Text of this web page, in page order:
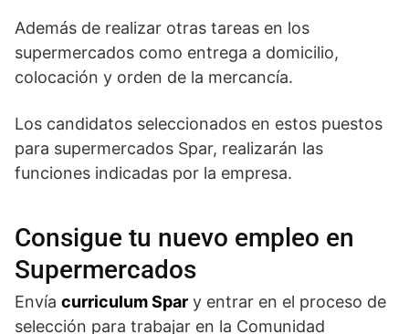
Además de realizar otras tareas en los
supermercados como entrega a domicilio,
colocación y orden de la mercancía.
Los candidatos seleccionados en estos puestos
para supermercados Spar, realizarán las
funciones indicadas por la empresa.
Consigue tu nuevo empleo en
Supermercados
Envía curriculum Spar y entrar en el proceso de
selección para trabajar en la Comunidad